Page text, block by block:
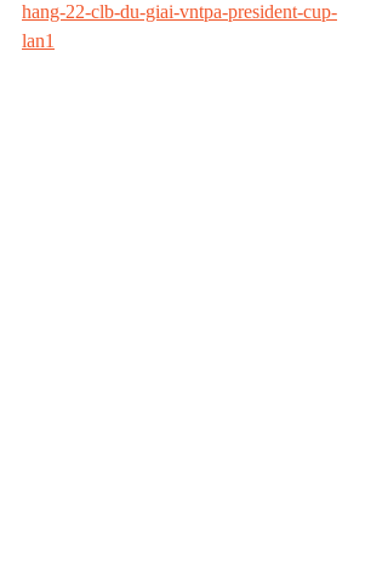
hang-22-clb-du-giai-vntpa-president-cup-
lan1